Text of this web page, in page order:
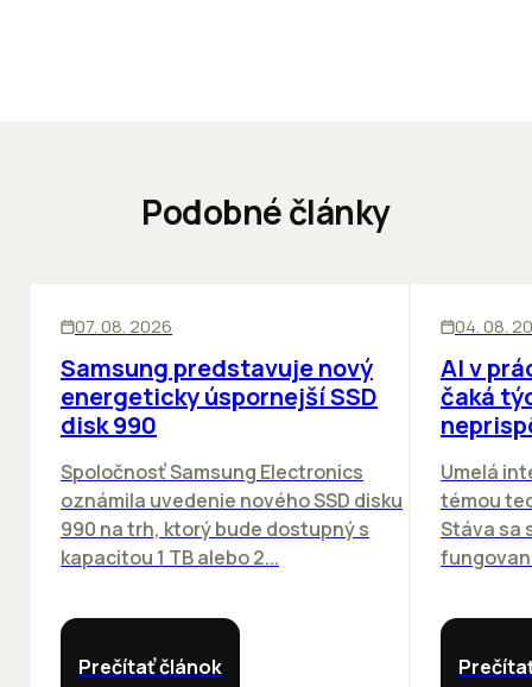
Podobné články
07. 08. 2026
Samsung predstavuje nový
energeticky úspornejší SSD
disk 990
Spoločnosť Samsung Electronics
oznámila uvedenie nového SSD disku
990 na trh, ktorý bude dostupný s
kapacitou 1 TB alebo 2...
Prečítať článok
04. 08.
AI v
čaká
Umelá
témou
Stáva sa